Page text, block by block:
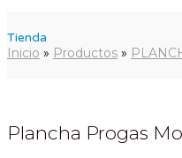
Tienda
Inicio » Productos »
Plancha Progas